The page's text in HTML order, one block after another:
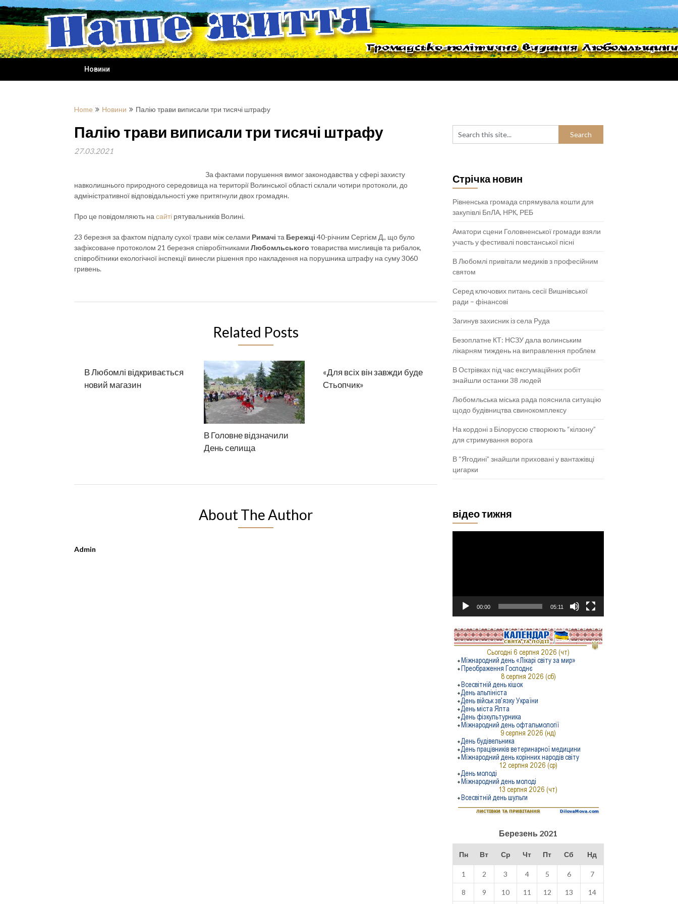
Skip
to
content
Новини
Home Новини Палію трави виписали три тисячі штрафу
Палію трави виписали три тисячі штрафу
27.03.2021
За фактами порушення вимог законодавства у сфері захисту
навколишнього природного середовища на території Волинської області склали чотири протоколи, до
адміністративної відповідальності уже притягнули двох громадян.
Про це повідомляють на сайті рятувальників Волині.
23 березня за фактом підпалу сухої трави між селами Римачі та Бережці 40-річним Сергієм Д., що було
зафіксоване протоколом 21 березня співробітниками Любомльського товариства мисливців та рибалок,
співробітники екологічної інспекції винесли рішення про накладення на порушника штрафу на суму 3060
гривень.
Related Posts
В Любомлі відкривається
новий магазин
В Головне відзначили
День селища
«Для всіх він завжди буде
Стьопчик»
About The Author
Admin
Стрічка новин
Рівненська громада спрямувала кошти для
закупівлі БпЛА, НРК, РЕБ
Аматори сцени Головненської громади взяли
участь у фестивалі повстанської пісні
В Любомлі привітали медиків з професійним
святом
Серед ключових питань сесії Вишнівської
ради – фінансові
Загинув захисник із села Руда
Безоплатне КТ: НСЗУ дала волинським
лікарням тиждень на виправлення проблем
В Острівках під час ексгумаційних робіт
знайшли останки 38 людей
Любомльська міська рада пояснила ситуацію
щодо будівництва свинокомплексу
На кордоні з Білоруссю створюють “кілзону”
для стримування ворога
В “Ягодині” знайшли приховані у вантажівці
цигарки
відео тижня
00:00 05:11
Березень 2021
Пн Вт Ср Чт Пт Сб Нд
1 2 3 4 5 6 7
8 9 10 11 12 13 14